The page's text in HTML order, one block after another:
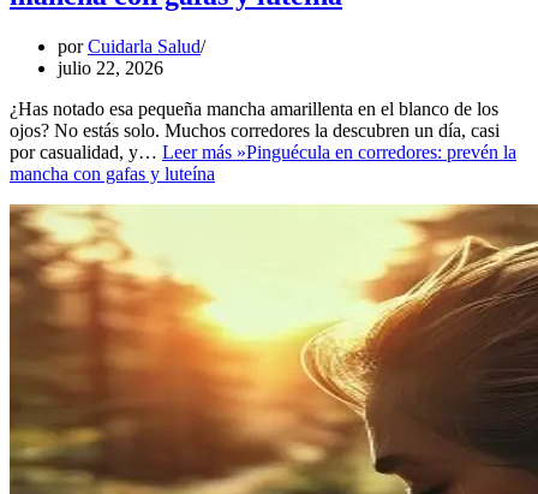
porCuidarla Salud
julio 22, 2026
¿Has notado esa pequeña mancha amarillenta en el blanco de los
ojos? No estás solo. Muchos corredores la descubren un día, casi
por casualidad, y… Leer más »Pinguécula en corredores: prevén la
mancha con gafas y luteína